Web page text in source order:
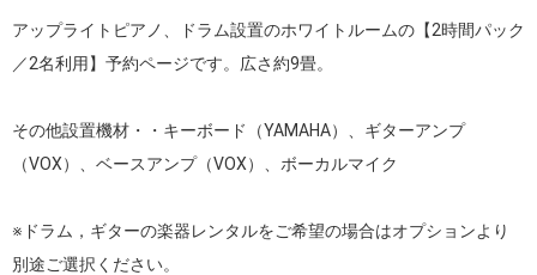
アップライトピアノ、ドラム設置のホワイトルームの【2時間パック
／2名利用】予約ページです。広さ約9畳。
その他設置機材・・キーボード（YAMAHA）、ギターアンプ
（VOX）、ベースアンプ（VOX）、ボーカルマイク
※ドラム，ギターの楽器レンタルをご希望の場合はオプションより
別途ご選択ください。